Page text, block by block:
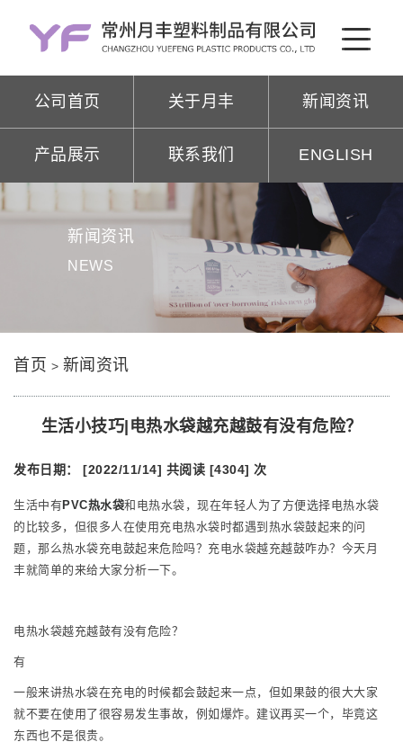
公司首页 关于月丰 新闻资讯
产品展示 联系我们 ENGLISH
新闻资讯
NEWS
首页 > 新闻资讯
生活小技巧|电热水袋越充越鼓有没有危险？
发布日期： [2022/11/14] 共阅读 [4304] 次
生活中有PVC热水袋和电热水袋，现在年轻人为了方便选择电热水袋
的比较多，但很多人在使用充电热水袋时都遇到热水袋鼓起来的问
题，那么热水袋充电鼓起来危险吗？充电水袋越充越鼓咋办？今天月
丰就简单的来给大家分析一下。
电热水袋越充越鼓有没有危险？
有
一般来讲热水袋在充电的时候都会鼓起来一点，但如果鼓的很大大家
就不要在使用了很容易发生事故，例如爆炸。建议再买一个，毕竟这
东西也不是很贵。